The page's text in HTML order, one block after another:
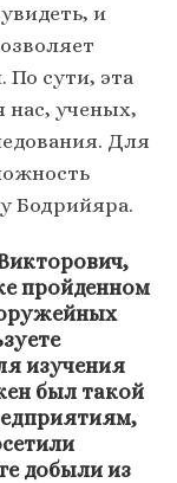
и
По сути, эта
нас, ученых,
Для
Бодрийяра.
пройденном
изучения
был такой
добыли из